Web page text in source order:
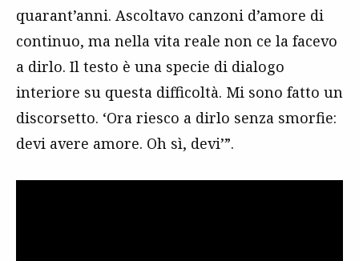
quarant’anni. Ascoltavo canzoni d’amore di
continuo, ma nella vita reale non ce la facevo
a dirlo. Il testo è una specie di dialogo
interiore su questa difficoltà. Mi sono fatto un
discorsetto. ‘Ora riesco a dirlo senza smorfie:
devi avere amore. Oh sì, devi’”.